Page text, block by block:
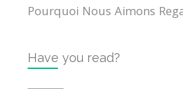
13 June 2024
Internationales
Have you read?